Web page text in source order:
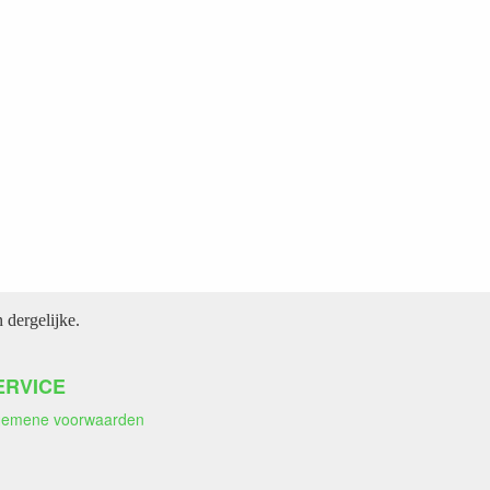
dergelijke.
voorwaarden